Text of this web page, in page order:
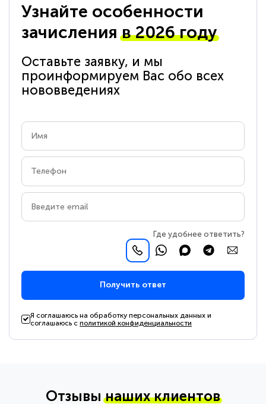
Узнайте особенности
зачисленияв 2026 году
Оставьте заявку, и мы
проинформируем Вас обо всех
нововведениях
Где удобнее ответить?
Получить ответ
Я соглашаюсь на обработку персональных данных и
соглашаюсь сполитикой конфиденциальности
Отзывынаших клиентов